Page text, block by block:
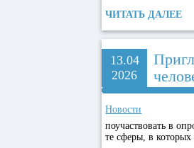
ЧИТАТЬ ДАЛЕЕ
13.04
2026
Новости
поучаствовать в
те сферы, в которых